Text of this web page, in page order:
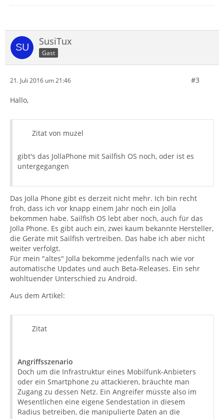
SusiTux
Gast
21. Juli 2016 um 21:46 #3
Hallo,
Zitat von muzel
gibt's das JollaPhone mit Sailfish OS noch, oder ist es
untergegangen
Das Jolla Phone gibt es derzeit nicht mehr. Ich bin recht
froh, dass ich vor knapp einem Jahr noch ein Jolla
bekommen habe. Sailfish OS lebt aber noch, auch für das
Jolla Phone. Es gibt auch ein, zwei kaum bekannte Hersteller,
die Geräte mit Sailfish vertreiben. Das habe ich aber nicht
weiter verfolgt.
Für mein "altes" Jolla bekomme jedenfalls nach wie vor
automatische Updates und auch Beta-Releases. Ein sehr
wohltuender Unterschied zu Android.
Aus dem Artikel:
Zitat
Angriffsszenario
Doch um die Infrastruktur eines Mobilfunk-Anbieters
oder ein Smartphone zu attackieren, bräuchte man
Zugang zu dessen Netz. Ein Angreifer müsste also im
Wesentlichen eine eigene Sendestation in diesem
Radius betreiben, die manipulierte Daten an die